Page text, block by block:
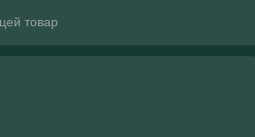
товар